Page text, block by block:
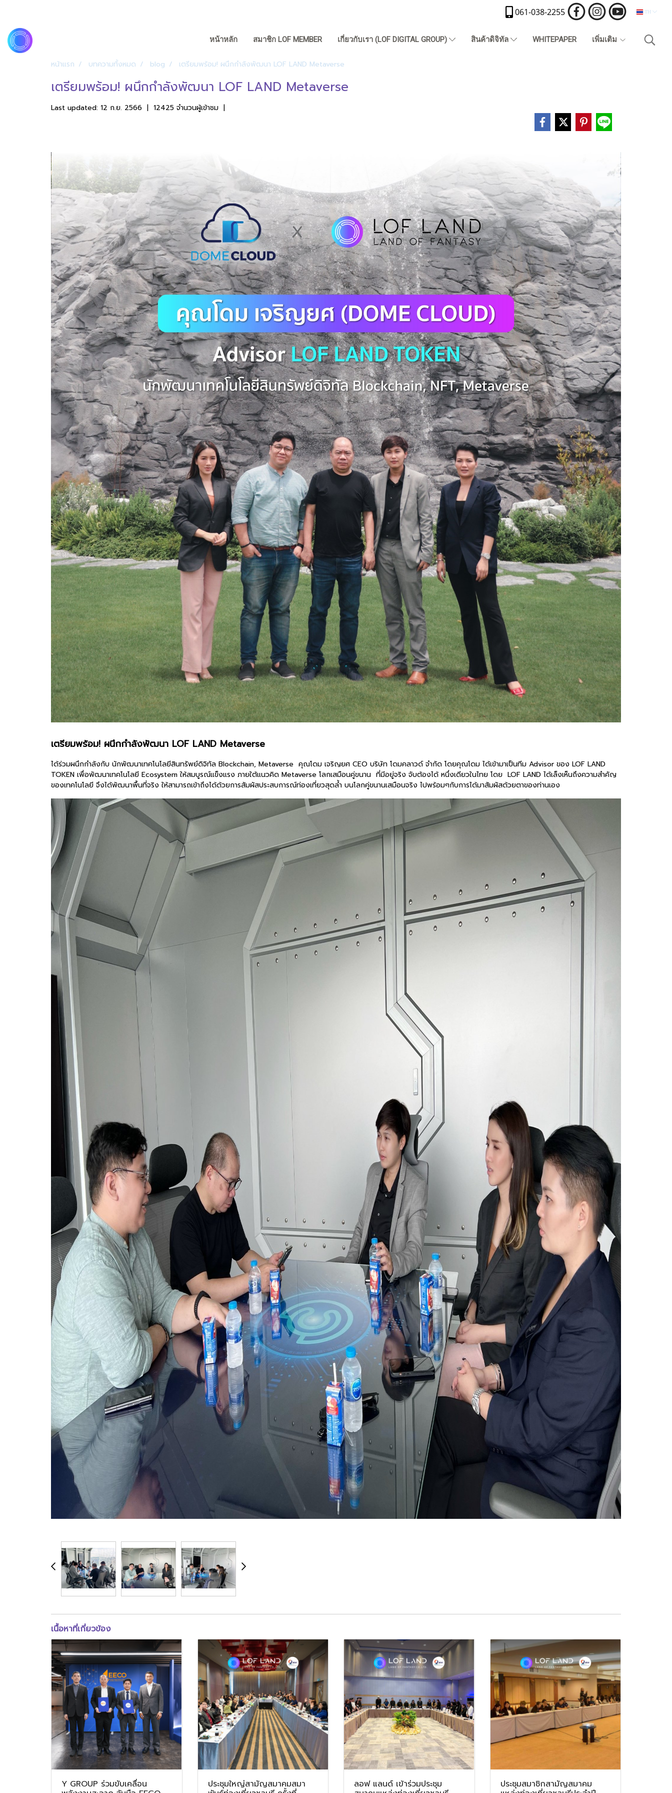
061-038-2255 TH
หน้าหลัก สมาชิก LOF MEMBER เกี่ยวกับเรา (LOF DIGITAL GROUP) สินค้าดิจิทัล WHITEPAPER เพิ่มเติม
หน้าแรก บทความทั้งหมด blog เตรียมพร้อม! ผนึกกำลังพัฒนา LOF LAND Metaverse
เตรียมพร้อม! ผนึกกำลังพัฒนา LOF LAND Metaverse
Last updated: 12 ก.ย. 2566 | 12425 จำนวนผู้เข้าชม |
เตรียมพร้อม! ผนึกกำลังพัฒนา LOF LAND Metaverse
ได้ร่วมผนึกกำลังกับ นักพัฒนาเทคโนโลยีสินทรัพย์ดิจิทัล Blockchain, Metaverse คุณโดม เจริญยศ CEO บริษัท โดมคลาวด์ จำกัด โดยคุณโดม ได้เข้ามาเป็นทีม Advisor ของ LOF LAND
TOKEN เพื่อพัฒนาเทคโนโลยี Ecosystem ให้สมบูรณ์แข็งแรง ภายใต้แนวคิด Metaverse โลกเสมือนคู่ขนาน ที่มีอยู่จริง จับต้องได้ หนึ่งเดียวในไทย โดย LOF LAND ได้เล็งเห็นถึงความสำคัญ
ของเทคโนโลยี จึงได้พัฒนาพื้นที่จริง ให้สามารถเข้าถึงได้ด้วยการสัมผัสประสบการณ์ท่องเที่ยวสุดล้ำ บนโลกคู่ขนานเสมือนจริง ไปพร้อมๆกับการได้มาสัมผัสด้วยตาของท่านเอง
เนื้อหาที่เกี่ยวข้อง
Y GROUP ร่วมขับเคลื่อน ประชุมใหญ่สามัญสมาคมสมา ลอฟ แลนด์ เข้าร่วมประชุม ประชุมสมาชิกสามัญสมาคม